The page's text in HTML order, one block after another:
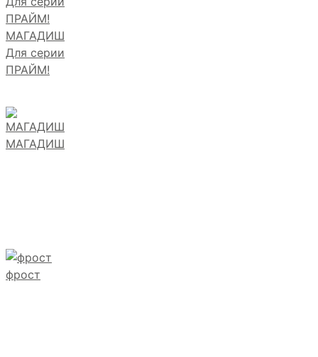
МАГАДИШ
Для серии
ПРАЙМ!
МАГАДИШ
фрост